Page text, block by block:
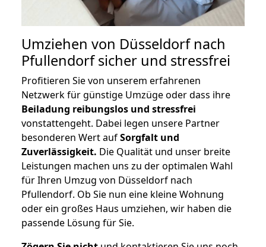
Umziehen von Düsseldorf nach
Pfullendorfsicher und stressfrei
Profitieren Sie von unserem erfahrenen
Netzwerk für günstige Umzüge oder dass ihre
Beiladung reibungslos und stressfrei
vonstattengeht. Dabei legen unsere Partner
besonderen Wert aufSorgfalt und
Zuverlässigkeit. Die Qualität und unser breite
Leistungen machen uns zu der optimalen Wahl
für Ihren Umzug von Düsseldorf nach
Pfullendorf. Ob Sie nun eine kleine Wohnung
oder ein großes Haus umziehen, wir haben die
passende Lösung für Sie.